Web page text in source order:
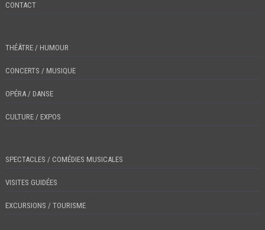
CONTACT
THÉÂTRE / HUMOUR
CONCERTS / MUSIQUE
OPÉRA / DANSE
CULTURE / EXPOS
SPECTACLES / COMÉDIES MUSICALES
VISITES GUIDÉES
EXCURSIONS / TOURISME